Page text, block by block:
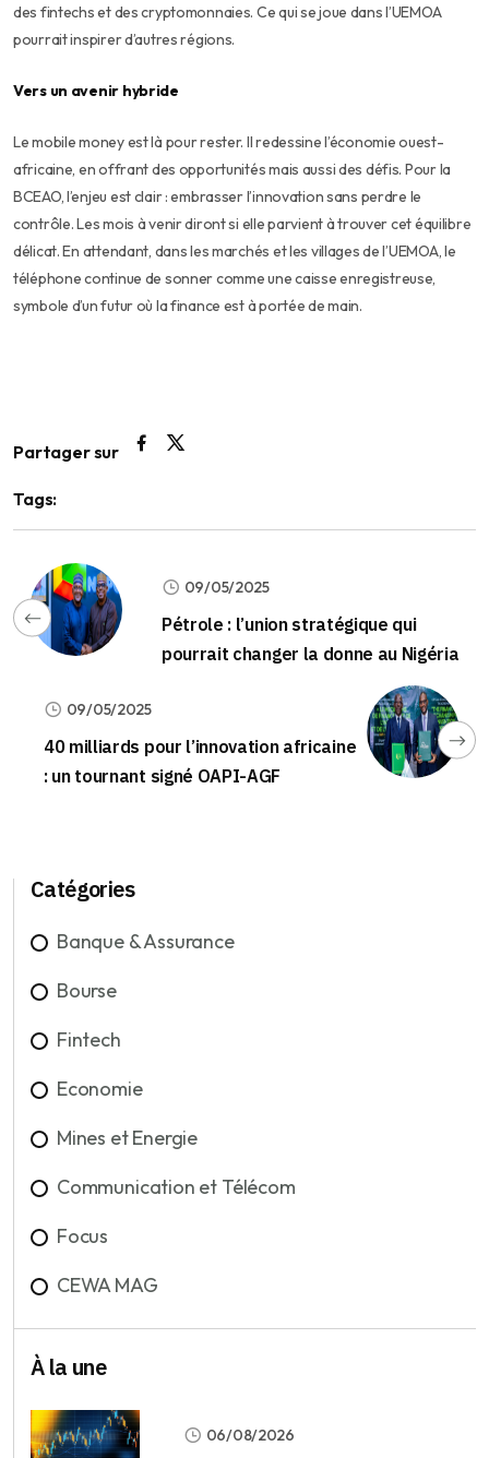
des fintechs et des cryptomonnaies. Ce qui se joue dans l’UEMOA
pourrait inspirer d’autres régions.
Vers un avenir hybride
Le mobile money est là pour rester. Il redessine l’économie ouest-
africaine, en offrant des opportunités mais aussi des défis. Pour la
BCEAO, l’enjeu est clair : embrasser l’innovation sans perdre le
contrôle. Les mois à venir diront si elle parvient à trouver cet équilibre
délicat. En attendant, dans les marchés et les villages de l’UEMOA, le
téléphone continue de sonner comme une caisse enregistreuse,
symbole d’un futur où la finance est à portée de main.
Partager sur
Tags:
09/05/2025
Pétrole : l’union stratégique qui
pourrait changer la donne au Nigéria
09/05/2025
40 milliards pour l’innovation africaine
: un tournant signé OAPI-AGF
Catégories
Banque & Assurance
Bourse
Fintech
Economie
Mines et Energie
Communication et Télécom
Focus
CEWA MAG
À la une
06/08/2026